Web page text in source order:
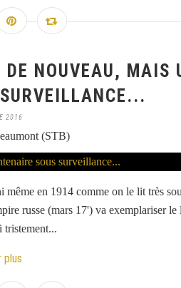
NOUVEAU, MAIS
2016
(STB)
même en 1914 comme on le lit très
russe (mars 17') va exemplariser le
tristement...
plus